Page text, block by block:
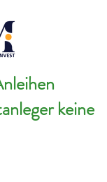
keine